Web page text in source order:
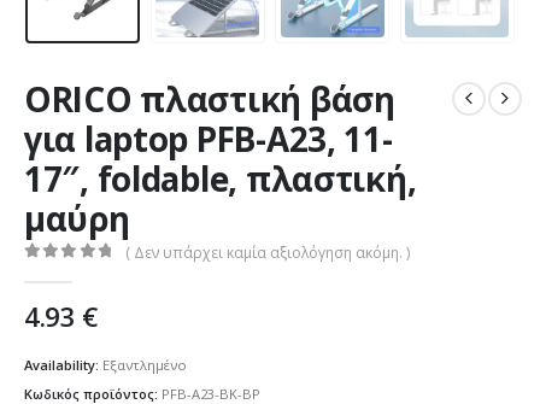
ORICO πλαστική βάση
για laptop PFB-A23, 11-
17″, foldable, πλαστική,
μαύρη
( Δεν υπάρχει καμία αξιολόγηση ακόμη. )
4.93 €
Availability: Εξαντλημένο
Κωδικός προϊόντος: PFB-A23-BK-BP